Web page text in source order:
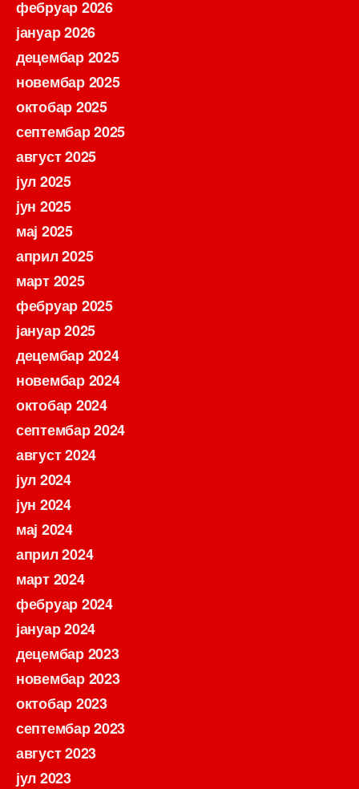
фебруар 2026
јануар 2026
децембар 2025
новембар 2025
октобар 2025
септембар 2025
август 2025
јул 2025
јун 2025
мај 2025
април 2025
март 2025
фебруар 2025
јануар 2025
децембар 2024
новембар 2024
октобар 2024
септембар 2024
август 2024
јул 2024
јун 2024
мај 2024
април 2024
март 2024
фебруар 2024
јануар 2024
децембар 2023
новембар 2023
октобар 2023
септембар 2023
август 2023
јул 2023